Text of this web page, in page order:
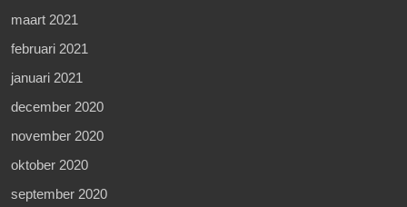
maart 2021
februari 2021
januari 2021
december 2020
november 2020
oktober 2020
september 2020